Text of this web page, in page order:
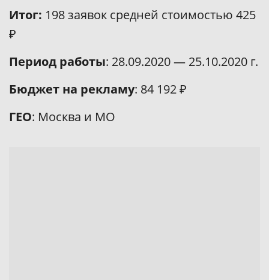
Итог: 198 заявок средней стоимостью 425
₽
Период работы: 28.09.2020 — 25.10.2020 г.
Бюджет на рекламу: 84 192 ₽
ГЕО: Москва и МО